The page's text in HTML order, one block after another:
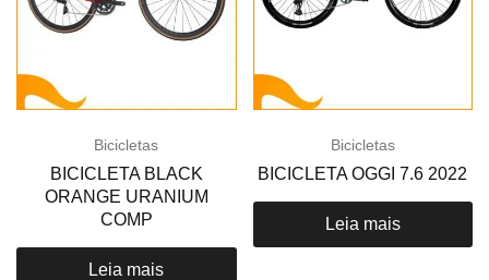
Bicicletas
BICICLETA BLACK
ORANGE URANIUM
COMP
Leia mais
Bicicletas
BICICLETA OGGI 7.6 2022
Leia mais